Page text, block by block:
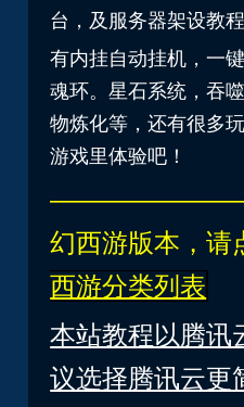
台，及服务器架设教程
有内挂自动挂机，一
魂环。星石系统，吞
物炼化等，还有很多
游戏里体验吧！
————————–
幻西游版本，请
西游分类列表
本站教程以腾讯
议选择腾讯云更